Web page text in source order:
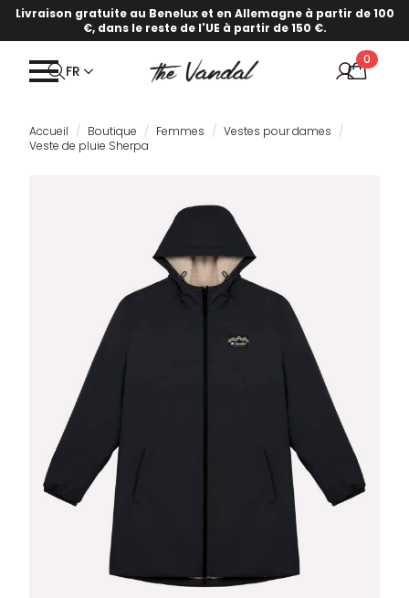
Livraison gratuite au Benelux et en Allemagne à partir de 100
€, dans le reste de l'UE à partir de 150 €.
Notre nouvelle collection printemps/été est en ligne ! ·Pour
en savoir plus, cliquez ici.
FR
0
Accueil Boutique Femmes
Vestes pour dames
Veste de pluie Sherpa